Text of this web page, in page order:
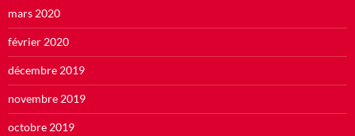
mars 2020
février 2020
décembre 2019
novembre 2019
octobre 2019